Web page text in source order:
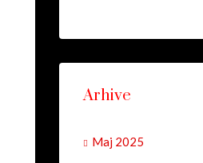
Arhive
Maj 2025